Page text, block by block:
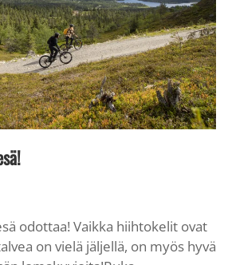
odottaa! Vaikka hiihtokelit ovat
on vielä jäljellä, on myös hyvä